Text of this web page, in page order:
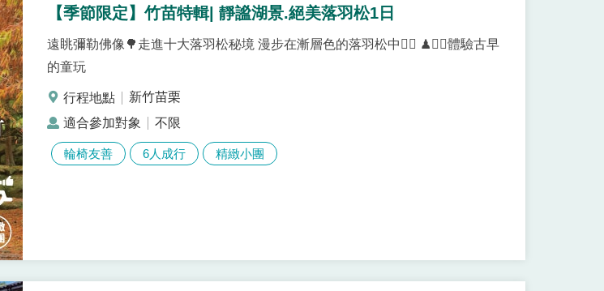
【季節限定】竹苗特輯| 靜謐湖景.絕美落羽松1日
遠眺彌勒佛像🌳走進十大落羽松秘境 漫步在漸層色的落羽松中🚶‍♀ ♟🤹‍♀體驗古早
的童玩
新竹苗栗
不限
輪椅友善 6人成行 精緻小團